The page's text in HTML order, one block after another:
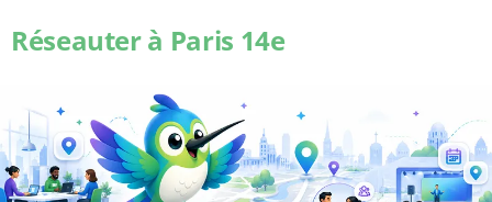
Réseauter à Paris 14e